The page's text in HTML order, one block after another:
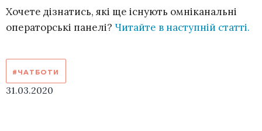
Хочете дізнатись, які ще існують омніканальні
операторські панелі? Читайте в наступній статті.
#ЧАТБОТИ
31.03.2020